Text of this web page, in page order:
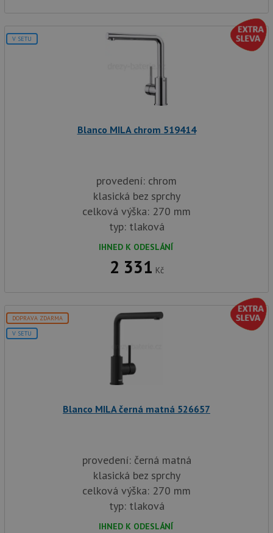
V SETU
Blanco MILA chrom 519414
provedení: chrom
klasická bez sprchy
celková výška: 270 mm
typ: tlaková
IHNED K ODESLÁNÍ
2 331 Kč
DOPRAVA ZDARMA
V SETU
Blanco MILA černá matná 526657
provedení: černá matná
klasická bez sprchy
celková výška: 270 mm
typ: tlaková
IHNED K ODESLÁNÍ